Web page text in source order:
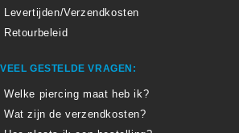
Levertijden/Verzendkosten
Retourbeleid
VEEL GESTELDE VRAGEN:
Welke piercing maat heb ik?
Wat zijn de verzendkosten?